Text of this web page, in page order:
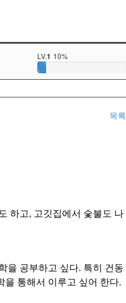
LV.1 10%
목록
하고, 고깃집에서 숯불도 나
을 공부하고 싶다. 특히 건동
을 통해서 이루고 싶어 한다.